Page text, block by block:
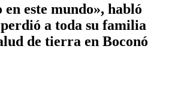
en este mundo», habló
a toda su familia
de tierra en Boconó